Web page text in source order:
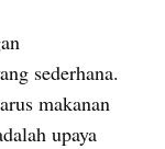
sederhana.
makanan
upaya